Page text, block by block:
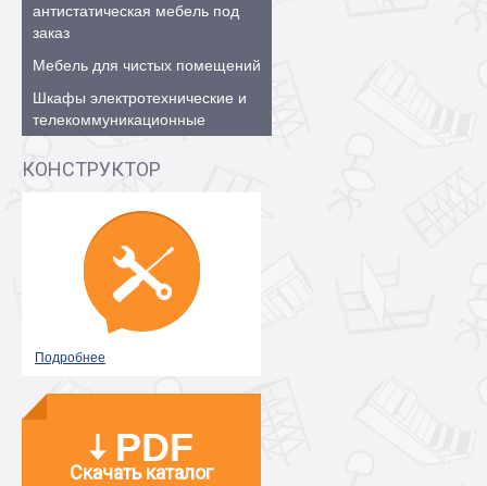
антистатическая мебель под
заказ
Мебель для чистых помещений
Шкафы электротехнические и
телекоммуникационные
КОНСТРУКТОР
Подробнее
PDF
Скачать каталог